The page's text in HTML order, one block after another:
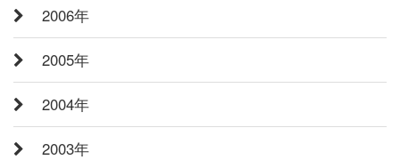
2006年
2005年
2004年
2003年